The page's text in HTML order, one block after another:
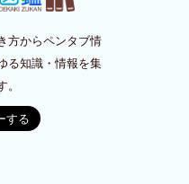
方からペンタブ情
る知識・情報を集